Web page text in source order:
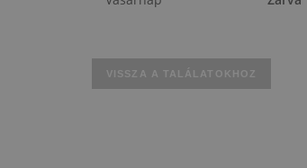
VISSZA A TALÁLATOKHOZ